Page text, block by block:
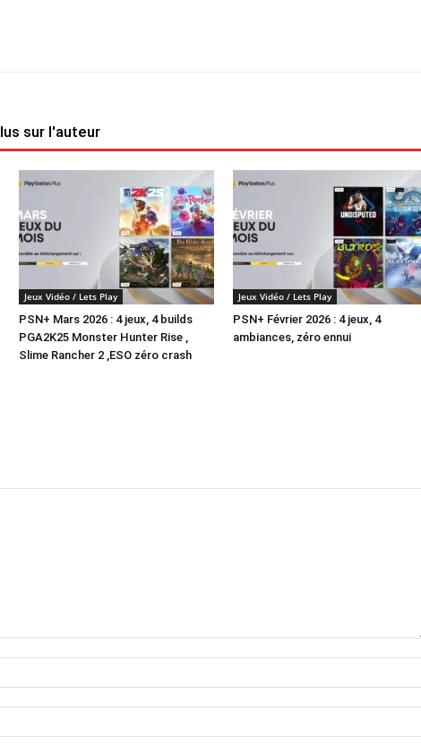
sur l'auteur
Jeux Vidéo / Lets Play
PSN+ Mars 2026 : 4 jeux, 4 builds
PGA2K25 Monster Hunter Rise ,
Slime Rancher 2 ,ESO zéro crash
Jeux Vidéo / Lets Play
PSN+ Février 2026 : 4 jeux, 4
ambiances, zéro ennui